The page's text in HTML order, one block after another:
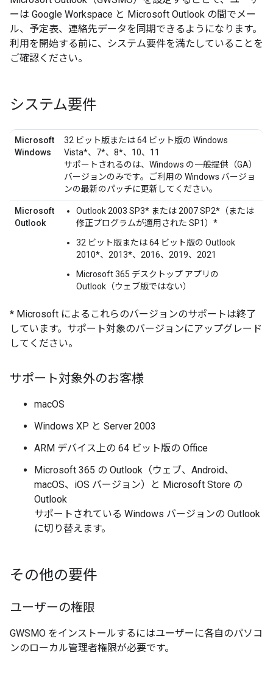
ーは Google Workspace と Microsoft Outlook の間でメー
ル、予定表、連絡先データを同期できるようになります。
利用を開始する前に、システム要件を満たしていることを
ご確認ください。
システム要件
Microsoft
Windows
32 ビット版または 64 ビット版の Windows
Vista*、7*、8*、10、11
サポートされるのは、Windows の一般提供（GA）
バージョンのみです。
ご利用の Windows バージョ
ンの最新のパッチに更新してください。
Microsoft
Outlook
Outlook 2003 SP3* または 2007 SP2*（または
修正プログラムが適用された SP1）*
32 ビット版または 64 ビット版の Outlook
2010*、2013*、2016、2019、2021
Microsoft 365 デスクトップ アプリの
Outlook（ウェブ版ではない）
* Microsoft によるこれらのバージョンのサポートは終了
しています。サポート対象のバージョンにアップグレード
してください。
サポート対象外のお客様
macOS
Windows XP と Server 2003
ARM デバイス上の 64 ビット版の Office
Microsoft 365 の Outlook（ウェブ、Android、
macOS、iOS バージョン）と Microsoft Store の
Outlook
サポートされている Windows バージョンの Outlook
に切り替えます。
その他の要件
ユーザーの権限
GWSMO をインストールするにはユーザーに各自のパソコ
ンのローカル管理者権限が必要です。